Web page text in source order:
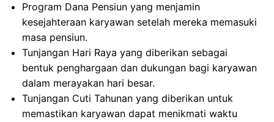
Program Dana Pensiun yang menjamin
kesejahteraan karyawan setelah mereka memasuki
masa pensiun.
Tunjangan Hari Raya yang diberikan sebagai
bentuk penghargaan dan dukungan bagi karyawan
dalam merayakan hari besar.
Tunjangan Cuti Tahunan yang diberikan untuk
memastikan karyawan dapat menikmati waktu